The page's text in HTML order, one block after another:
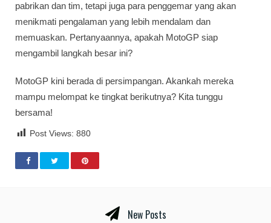
pabrikan dan tim, tetapi juga para penggemar yang akan
menikmati pengalaman yang lebih mendalam dan
memuaskan. Pertanyaannya, apakah MotoGP siap
mengambil langkah besar ini?
MotoGP kini berada di persimpangan. Akankah mereka
mampu melompat ke tingkat berikutnya? Kita tunggu
bersama!
Post Views: 880
New Posts